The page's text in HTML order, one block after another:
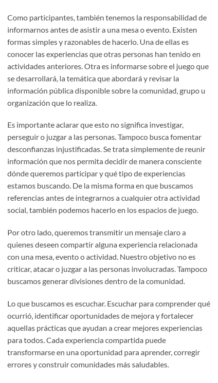
Como participantes, también tenemos la responsabilidad de
informarnos antes de asistir a una mesa o evento. Existen
formas simples y razonables de hacerlo. Una de ellas es
conocer las experiencias que otras personas han tenido en
actividades anteriores. Otra es informarse sobre el juego que
se desarrollará, la temática que abordará y revisar la
información pública disponible sobre la comunidad, grupo u
organización que lo realiza.
Es importante aclarar que esto no significa investigar,
perseguir o juzgar a las personas. Tampoco busca fomentar
desconfianzas injustificadas. Se trata simplemente de reunir
información que nos permita decidir de manera consciente
dónde queremos participar y qué tipo de experiencias
estamos buscando. De la misma forma en que buscamos
referencias antes de integrarnos a cualquier otra actividad
social, también podemos hacerlo en los espacios de juego.
Por otro lado, queremos transmitir un mensaje claro a
quienes deseen compartir alguna experiencia relacionada
con una mesa, evento o actividad. Nuestro objetivo no es
criticar, atacar o juzgar a las personas involucradas. Tampoco
buscamos generar divisiones dentro de la comunidad.
Lo que buscamos es escuchar. Escuchar para comprender qué
ocurrió, identificar oportunidades de mejora y fortalecer
aquellas prácticas que ayudan a crear mejores experiencias
para todos. Cada experiencia compartida puede
transformarse en una oportunidad para aprender, corregir
errores y construir comunidades más saludables.